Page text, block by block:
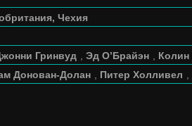
Чехия
Гринвуд Эд О’Брайэн Колин
Донован-Долан Питер Холливел